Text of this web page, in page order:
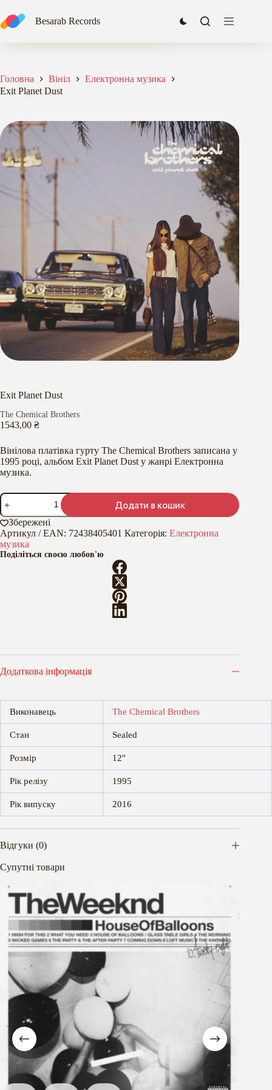
до
вмісту
1543,00₴
Додати в кошик
Besarab Records
Головна Вініл
Електронна музика
Exit Planet Dust
Exit Planet Dust
The Chemical Brothers
1543,00 ₴
Вінілова платівка гурту The Chemical Brothers записана у
1995 році, альбом Exit Planet Dust у жанрі Електронна
музика.
Exit
Planet
Dust
кількість
Додати в кошик
Збережені
Артикул / EAN: 72438405401 Категорія: Електронна
музика
Поділіться своєю любов'ю
Додаткова інформація
Виконавець The Chemical Brothers
Стан Sealed
Розмір 12"
Рік релізу 1995
Рік випуску 2016
Відгуки (0)
Супутні товари